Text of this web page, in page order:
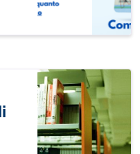
DEMOGRAFICO SEDE